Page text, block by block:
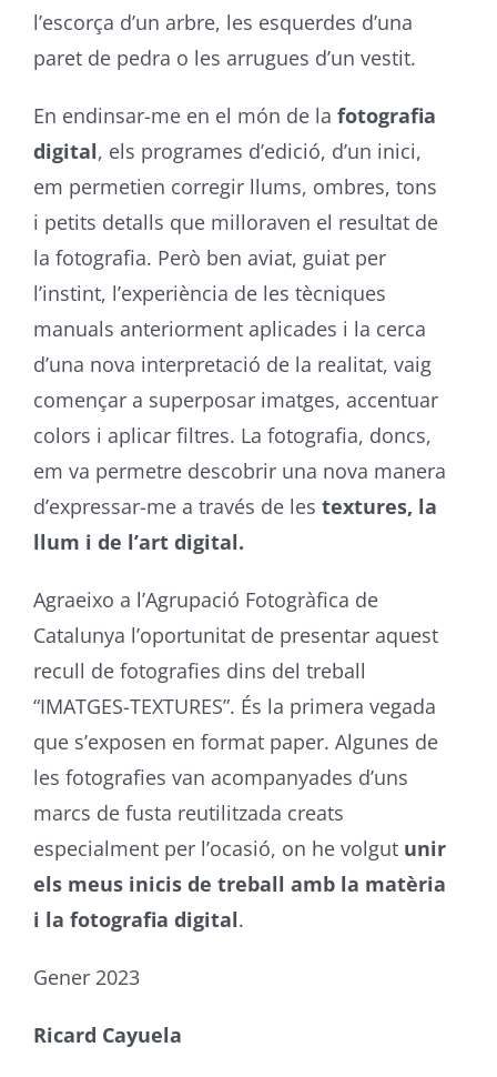
l’escorça d’un arbre, les esquerdes d’una
paret de pedra o les arrugues d’un vestit.
En endinsar-me en el món de la fotografia
digital, els programes d’edició, d’un inici,
em permetien corregir llums, ombres, tons
i petits detalls que milloraven el resultat de
la fotografia. Però ben aviat, guiat per
l’instint, l’experiència de les tècniques
manuals anteriorment aplicades i la cerca
d’una nova interpretació de la realitat, vaig
començar a superposar imatges, accentuar
colors i aplicar filtres. La fotografia, doncs,
em va permetre descobrir una nova manera
d’expressar-me a través de les textures, la
llum i de l’art digital.
Agraeixo a l’Agrupació Fotogràfica de
Catalunya l’oportunitat de presentar aquest
recull de fotografies dins del treball
“IMATGES-TEXTURES”. És la primera vegada
que s’exposen en format paper. Algunes de
les fotografies van acompanyades d’uns
marcs de fusta reutilitzada creats
especialment per l’ocasió, on he volgut unir
els meus inicis de treball amb la matèria
i la fotografia digital.
Gener 2023
Ricard Cayuela